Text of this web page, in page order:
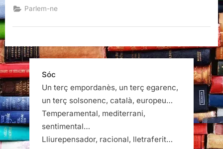
Parlem-ne
Sóc
Un terç empordanès, un terç egarenc,
un terç solsonenc, català, europeu…
Temperamental, mediterrani,
sentimental…
Lliurepensador, racional, lletraferit…